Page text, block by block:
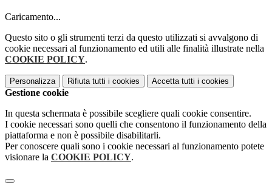
Caricamento...
Questo sito o gli strumenti terzi da questo utilizzati si avvalgono di
cookie necessari al funzionamento ed utili alle finalità illustrate nella
COOKIE POLICY.
Personalizza Rifiuta tutti i cookies Accetta tutti i cookies
Gestione cookie
In questa schermata è possibile scegliere quali cookie consentire.
I cookie necessari sono quelli che consentono il funzionamento della
piattaforma e non è possibile disabilitarli.
Per conoscere quali sono i cookie necessari al funzionamento potete
visionare la COOKIE POLICY.